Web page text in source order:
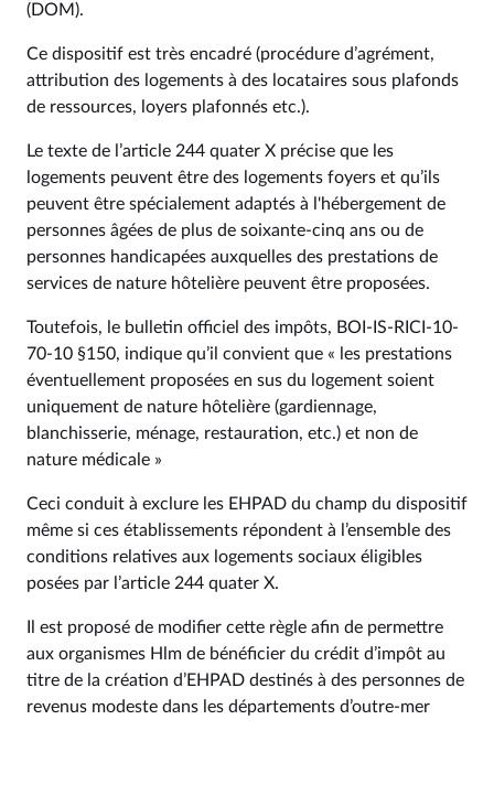
(DOM).
Ce dispositif est très encadré (procédure d’agrément,
attribution des logements à des locataires sous plafonds
de ressources, loyers plafonnés etc.).
Le texte de l’article 244 quater X précise que les
logements peuvent être des logements foyers et qu’ils
peuvent être spécialement adaptés à l'hébergement de
personnes âgées de plus de soixante-cinq ans ou de
personnes handicapées auxquelles des prestations de
services de nature hôtelière peuvent être proposées.
Toutefois, le bulletin officiel des impôts, BOI-IS-RICI-10-
70-10 §150, indique qu’il convient que « les prestations
éventuellement proposées en sus du logement soient
uniquement de nature hôtelière (gardiennage,
blanchisserie, ménage, restauration, etc.) et non de
nature médicale »
Ceci conduit à exclure les EHPAD du champ du dispositif
même si ces établissements répondent à l’ensemble des
conditions relatives aux logements sociaux éligibles
posées par l’article 244 quater X.
Il est proposé de modifier cette règle afin de permettre
aux organismes Hlm de bénéficier du crédit d’impôt au
titre de la création d’EHPAD destinés à des personnes de
revenus modeste dans les départements d’outre-mer